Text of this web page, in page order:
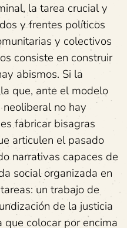
la tarea crucial y
y frentes políticos
y colectivos
consiste en construir
abismos. Si la
que, ante el modelo
no hay
fabricar bisagras
articulen el pasado
narrativas capaces de
social organizada en
un trabajo de
de la justicia
que colocar por encima